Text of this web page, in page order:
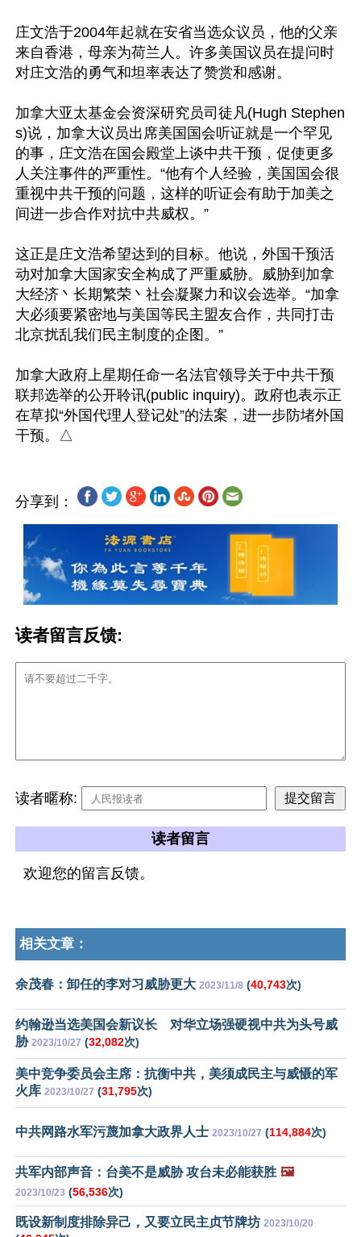
庄文浩于2004年起就在安省当选众议员，他的父亲
来自香港，母亲为荷兰人。许多美国议员在提问时
对庄文浩的勇气和坦率表达了赞赏和感谢。
加拿大亚太基金会资深研究员司徒凡(Hugh Stephen
s)说，加拿大议员出席美国国会听证就是一个罕见
的事，庄文浩在国会殿堂上谈中共干预，促使更多
人关注事件的严重性。“他有个人经验，美国国会很
重视中共干预的问题，这样的听证会有助于加美之
间进一步合作对抗中共威权。”
这正是庄文浩希望达到的目标。他说，外国干预活
动对加拿大国家安全构成了严重威胁。威胁到加拿
大经济丶长期繁荣丶社会凝聚力和议会选举。“加拿
大必须要紧密地与美国等民主盟友合作，共同打击
北京扰乱我们民主制度的企图。”
加拿大政府上星期任命一名法官领导关于中共干预
联邦选举的公开聆讯(public inquiry)。政府也表示正
在草拟“外国代理人登记处”的法案，进一步防堵外国
分享到：
读者留言反馈:
读者暱称:
读者留言
欢迎您的留言反馈。
相关文章：
余茂春：卸任的李对习威胁更大 2023/11/8 (40,743次)
约翰逊当选美国会新议长 对华立场强硬视中共为头号威
胁 2023/10/27 (32,082次)
美中竞争委员会主席：抗衡中共，美须成民主与威慑的军
火库 2023/10/27 (31,795次)
中共网路水军污蔑加拿大政界人士 2023/10/27 (114,884次)
共军内部声音：台美不是威胁 攻台未必能获胜 🖼️
2023/10/23 (56,536次)
既设新制度排除异己，又要立民主贞节牌坊 2023/10/20